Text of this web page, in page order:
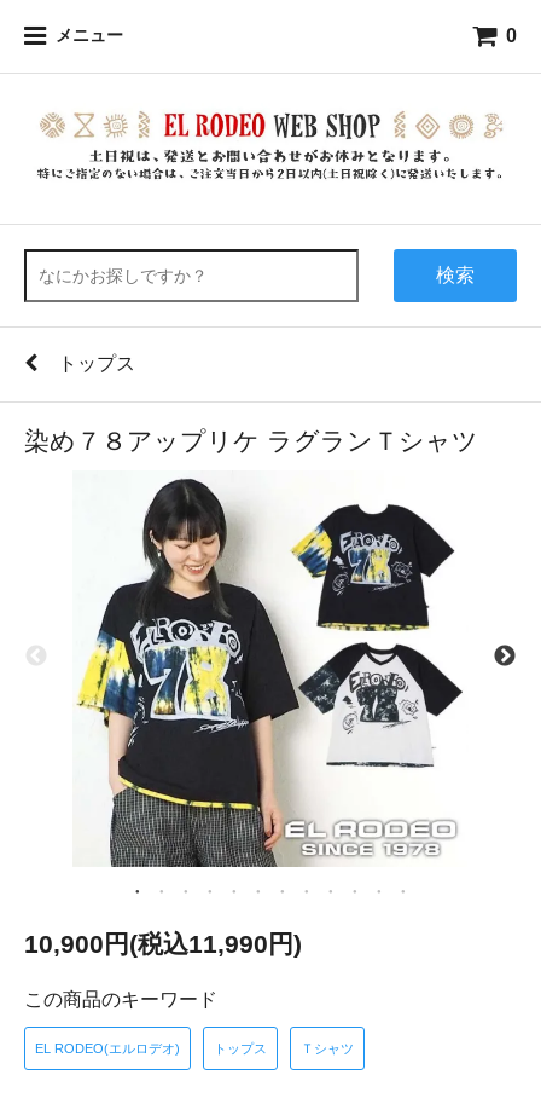
メニュー 0
検索
トップス
染め７８アップリケ ラグランＴシャツ
10,900円(税込11,990円)
この商品のキーワード
EL RODEO(エルロデオ) トップス Ｔシャツ